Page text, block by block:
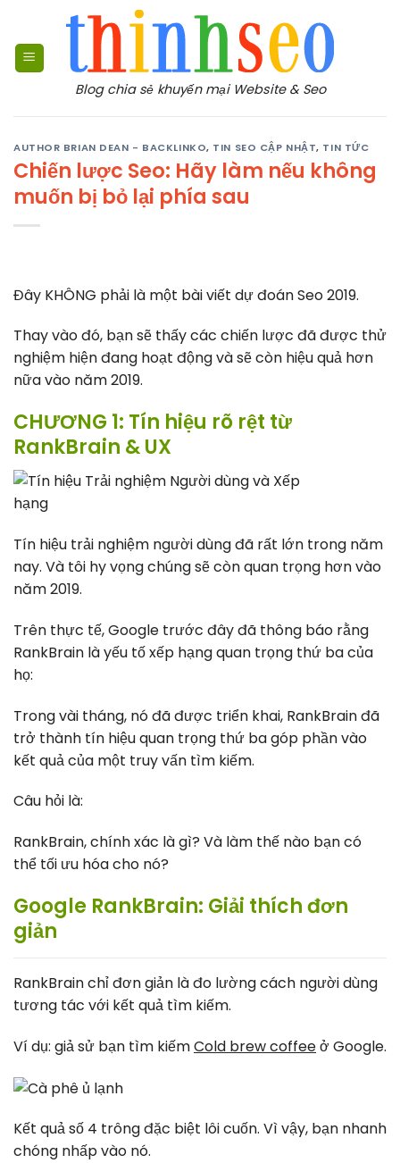
dung
Blog chia sẻ khuyến mại Website & Seo
AUTHOR BRIAN DEAN - BACKLINKO, TIN SEO CẬP NHẬT, TIN TỨC
Chiến lược Seo: Hãy làm nếu không
muốn bị bỏ lại phía sau
Đây KHÔNG phải là một bài viết dự đoán Seo 2019.
Thay vào đó, bạn sẽ thấy các chiến lược đã được thử
nghiệm hiện đang hoạt động và sẽ còn hiệu quả hơn
nữa vào năm 2019.
CHƯƠNG 1: Tín hiệu rõ rệt từ
RankBrain & UX
Tín hiệu trải nghiệm người dùng đã rất lớn trong năm
nay. Và tôi hy vọng chúng sẽ còn quan trọng hơn vào
năm 2019.
Trên thực tế, Google trước đây đã thông báo rằng
RankBrain là yếu tố xếp hạng quan trọng thứ ba của
họ:
Trong vài tháng, nó đã được triển khai, RankBrain đã
trở thành tín hiệu quan trọng thứ ba góp phần vào
kết quả của một truy vấn tìm kiếm.
Câu hỏi là:
RankBrain, chính xác là gì? Và làm thế nào bạn có
thể tối ưu hóa cho nó?
Google RankBrain: Giải thích đơn
giản
RankBrain chỉ đơn giản là đo lường cách người dùng
tương tác với kết quả tìm kiếm.
Ví dụ: giả sử bạn tìm kiếmCold brew coffeeở Google.
Kết quả số 4 trông đặc biệt lôi cuốn. Vì vậy, bạn nhanh
chóng nhấp vào nó.